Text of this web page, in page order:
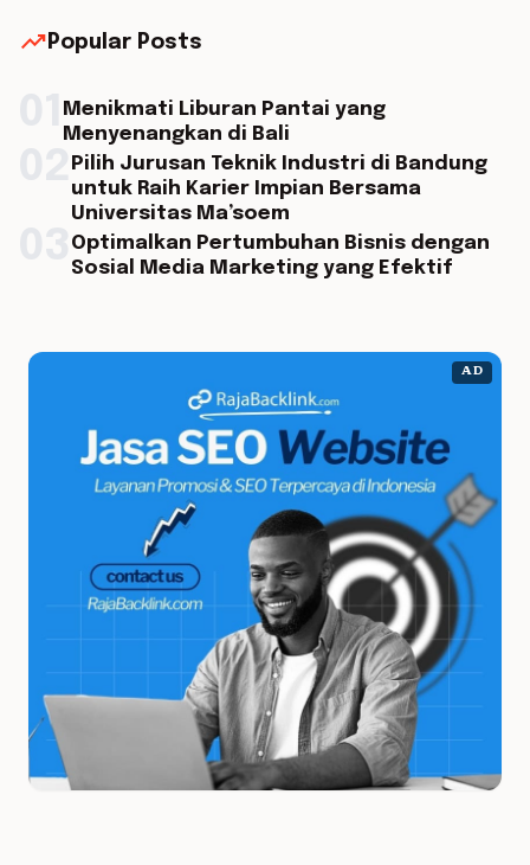
trending_up Popular Posts
Menikmati Liburan Pantai yang
Menyenangkan di Bali
Pilih Jurusan Teknik Industri di Bandung
untuk Raih Karier Impian Bersama
Universitas Ma’soem
Optimalkan Pertumbuhan Bisnis dengan
Sosial Media Marketing yang Efektif
AD